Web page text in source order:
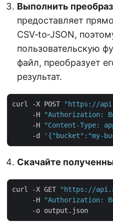
Выполнить
предоставляет
CSV‑to‑JSON,
пользовательскую
файл, преобразует
результат.
curl -X POST
"https://
     -H
"Authorization:
     -H
"Content-Type:
     -d
'{"bucket":"my-
Скачайте
curl -X GET
"https://
     -H
"Authorization: